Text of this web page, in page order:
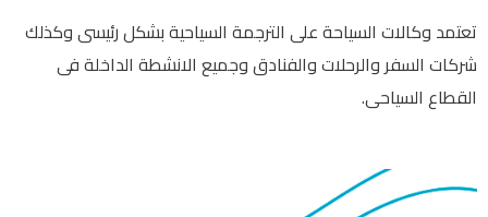
تعتمد وكالات السياحة على الترجمة السياحية بشكل رئيسى وكذلك
شركات السفر والرحلات والفنادق وجميع الانشطة الداخلة فى
القطاع السياحى.